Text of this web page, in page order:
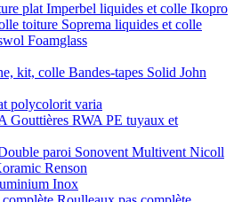
plat Imperbel liquides et colle Ikopro
toiture Soprema liquides et colle
Foamglass
kit, colle Bandes-tapes Solid John
polycolorit varia
Gouttières RWA PE tuyaux et
paroi Sonovent Multivent Nicoll
Renson
Inox